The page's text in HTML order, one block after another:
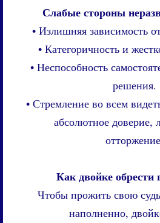
Слабые стороны
• Излишняя зависимость
• Категоричность и
• Неспособность
решения.
• Стремление во всем
абсолютное доверие,
Как двойке обрести
Чтобы прожить свою
наполненно,